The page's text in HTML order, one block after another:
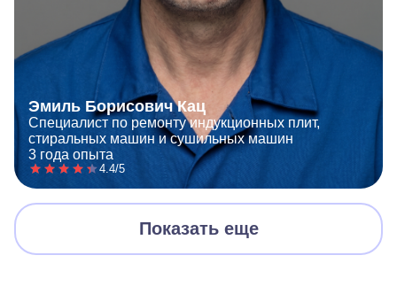
Эмиль Борисович Кац
Специалист по ремонту индукционных плит,
стиральных машин и сушильных машин
3 года опыта
4.4/5
Показать еще